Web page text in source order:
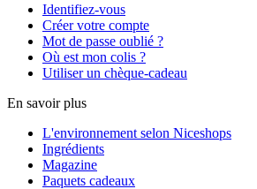
Identifiez-vous
Créer votre compte
Mot de passe oublié ?
Où est mon colis ?
Utiliser un chèque-cadeau
En savoir plus
L'environnement selon Niceshops
Ingrédients
Magazine
Paquets cadeaux